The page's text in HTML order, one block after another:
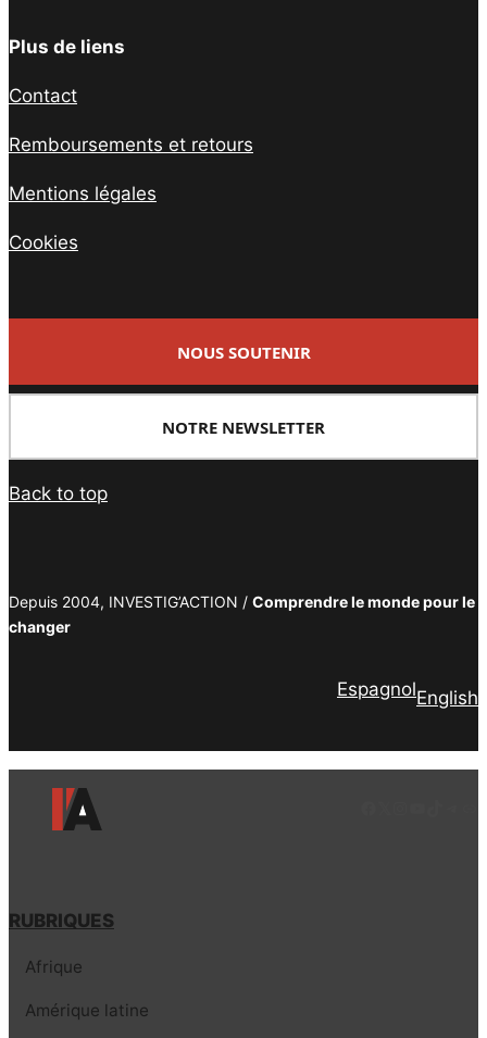
Plus de liens
Contact
Remboursements et retours
Mentions légales
Cookies
NOUS SOUTENIR
NOTRE NEWSLETTER
Back to top
Depuis 2004, INVESTIG’ACTION / Comprendre le monde pour le
changer
EspagnolEnglish
RUBRIQUES
Afrique
Amérique latine